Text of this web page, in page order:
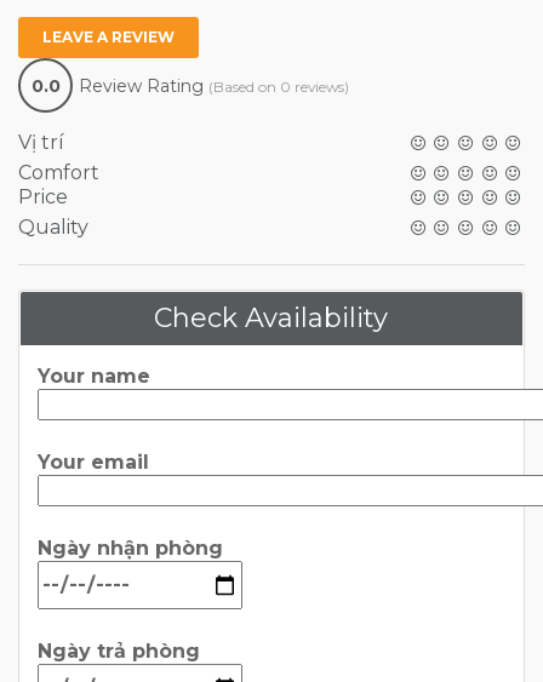
LEAVE A REVIEW
0.0 Review Rating (Based on 0 reviews)
Vị trí
Comfort
Price
Quality
Check Availability
Your name
Your email
Ngày nhận phòng
Ngày trả phòng